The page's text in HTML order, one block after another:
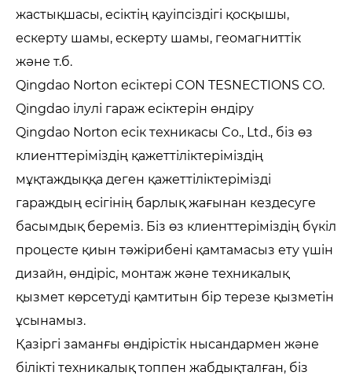
жастықшасы, есіктің қауіпсіздігі қосқышы,
ескерту шамы, ескерту шамы, геомагниттік
және т.б.
Qingdao Norton есіктері CON TESNECTIONS CO.
Qingdao ілулі гараж есіктерін өндіру
Qingdao Norton есік техникасы Co., Ltd., біз өз
клиенттеріміздің қажеттіліктеріміздің
мұқтаждыққа деген қажеттіліктерімізді
гараждың есігінің барлық жағынан кездесуге
басымдық береміз. Біз өз клиенттеріміздің бүкіл
процесте қиын тәжірибені қамтамасыз ету үшін
дизайн, өндіріс, монтаж және техникалық
қызмет көрсетуді қамтитын бір терезе қызметін
ұсынамыз.
Қазіргі заманғы өндірістік нысандармен және
білікті техникалық топпен жабдықталған, біз